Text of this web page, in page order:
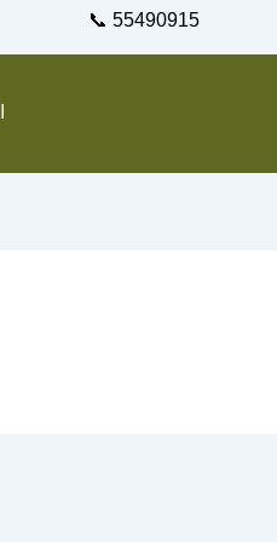
55490915 📞